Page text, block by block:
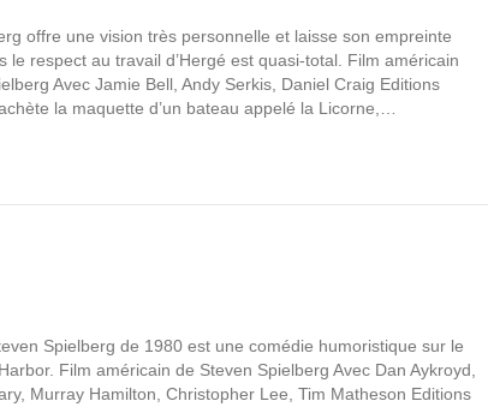
offre une vision très personnelle et laisse son empreinte
le respect au travail d’Hergé est quasi-total. Film américain
Avec Jamie Bell, Andy Serkis, Daniel Craig Editions
la maquette d’un bateau appelé la Licorne,…
Spielberg de 1980 est une comédie humoristique sur le
Film américain de Steven Spielberg Avec Dan Aykroyd,
Murray Hamilton, Christopher Lee, Tim Matheson Editions